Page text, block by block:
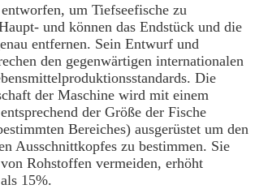
um Tiefseefische zu
und können das Endstück und die
entfernen. Sein Entwurf und
den gegenwärtigen internationalen
Die
der Maschine wird mit einem
der Größe der Fische
Bereiches) ausgerüstet um den
Ausschnittkopfes zu bestimmen. Sie
Rohstoffen vermeiden, erhöht
15%.